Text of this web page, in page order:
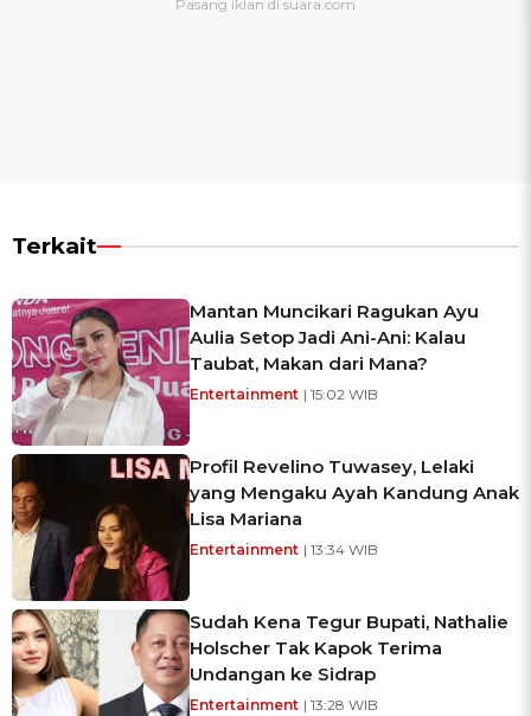
Terkait
Mantan Muncikari Ragukan Ayu
Aulia Setop Jadi Ani-Ani: Kalau
Taubat, Makan dari Mana?
Entertainment | 15:02 WIB
Profil Revelino Tuwasey, Lelaki
yang Mengaku Ayah Kandung Anak
Lisa Mariana
Entertainment | 13:34 WIB
Sudah Kena Tegur Bupati, Nathalie
Holscher Tak Kapok Terima
Undangan ke Sidrap
Entertainment | 13:28 WIB